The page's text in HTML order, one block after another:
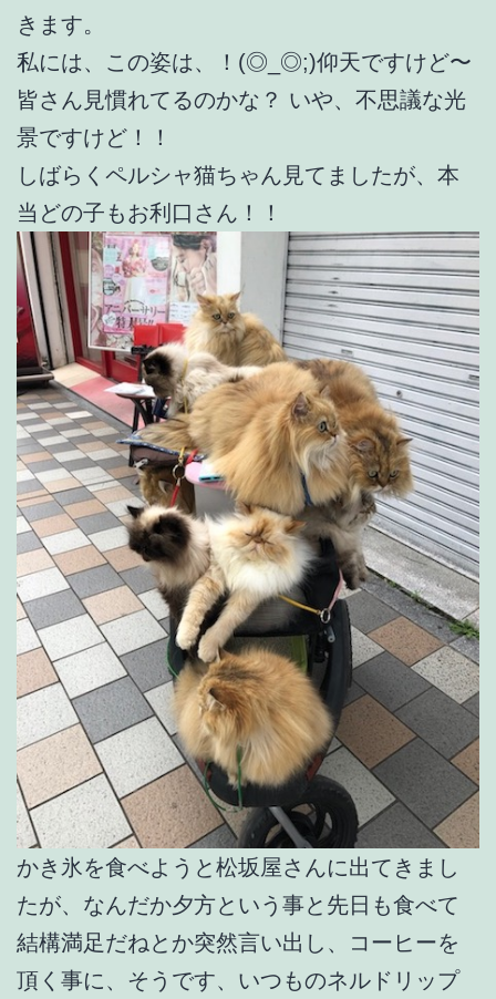
きます。
私には、この姿は、！(◎_◎;)仰天ですけど〜
皆さん見慣れてるのかな？ いや、不思議な光
景ですけど！！
しばらくペルシャ猫ちゃん見てましたが、本
当どの子もお利口さん！！
かき氷を食べようと松坂屋さんに出てきまし
たが、なんだか夕方という事と先日も食べて
結構満足だねとか突然言い出し、コーヒーを
頂く事に、そうです、いつものネルドリップ